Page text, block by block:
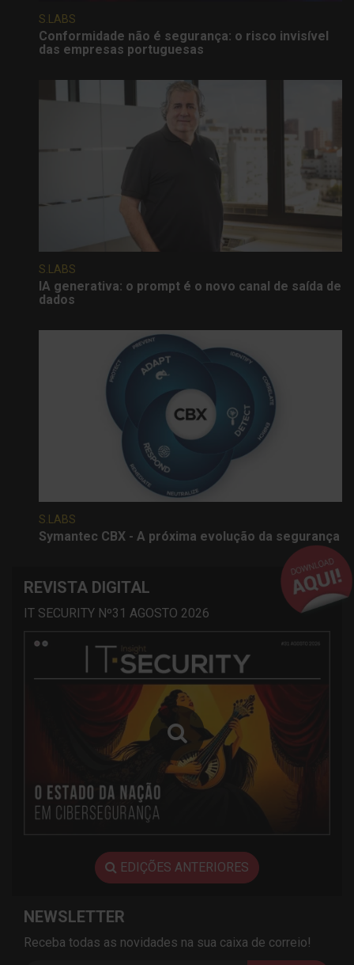
S.LABS
Conformidade não é segurança: o risco invisível
das empresas portuguesas
S.LABS
IA generativa: o prompt é o novo canal de saída de
dados
S.LABS
Symantec CBX - A próxima evolução da segurança
REVISTA DIGITAL
IT SECURITY Nº31 AGOSTO 2026
EDIÇÕES ANTERIORES
NEWSLETTER
Receba todas as novidades na sua caixa de correio!